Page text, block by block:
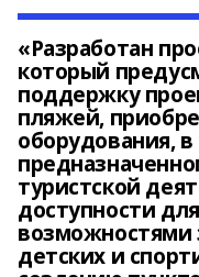
«Разработан
который
поддержку
пляжей,
оборудования,
туристской
доступности
возможностями
детских и